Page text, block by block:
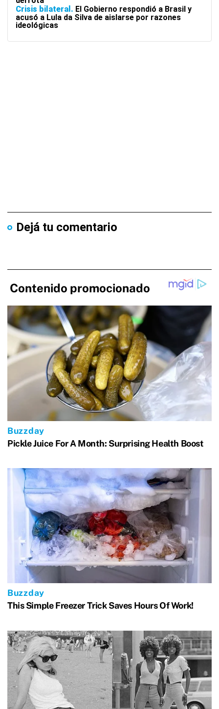
Crisis bilateral
El Gobierno respondió a Brasil y
acusó a Lula da Silva de aislarse por razones
ideológicas
Dejá tu comentario